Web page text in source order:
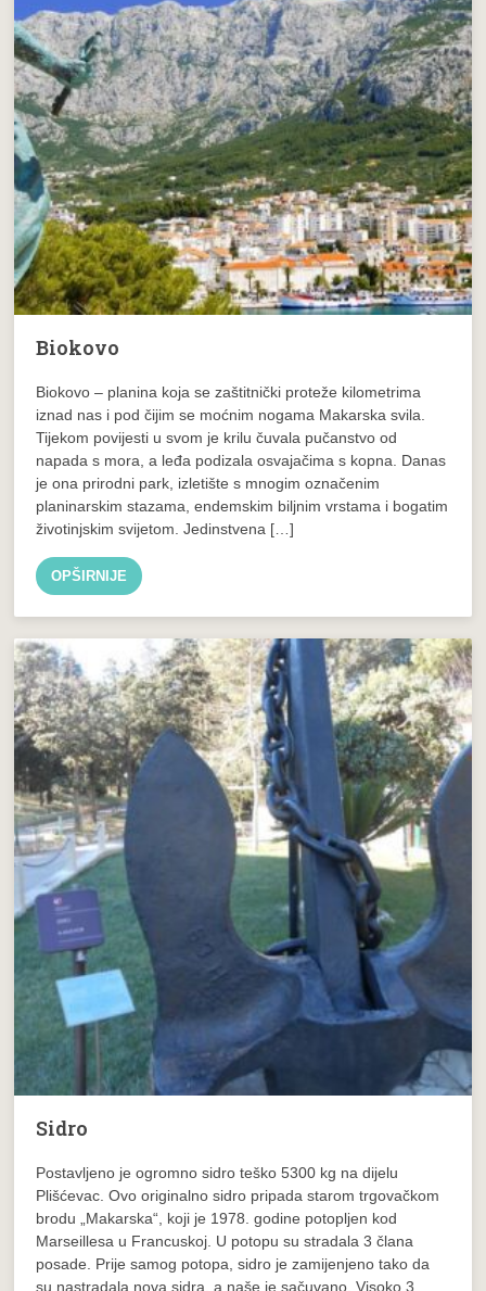
Biokovo
Biokovo – planina koja se zaštitnički proteže kilometrima
iznad nas i pod čijim se moćnim nogama Makarska svila.
Tijekom povijesti u svom je krilu čuvala pučanstvo od
napada s mora, a leđa podizala osvajačima s kopna. Danas
je ona prirodni park, izletište s mnogim označenim
planinarskim stazama, endemskim biljnim vrstama i bogatim
životinjskim svijetom. Jedinstvena […]
OPŠIRNIJE
Sidro
Postavljeno je ogromno sidro teško 5300 kg na dijelu
Plišćevac. Ovo originalno sidro pripada starom trgovačkom
brodu „Makarska“, koji je 1978. godine potopljen kod
Marseillesa u Francuskoj. U potopu su stradala 3 člana
posade. Prije samog potopa, sidro je zamijenjeno tako da
su nastradala nova sidra, a naše je sačuvano. Visoko 3